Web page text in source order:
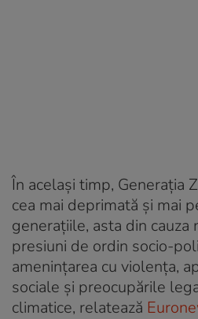
În același timp, Generația
cea mai deprimată și mai
generațiile, asta din cauza
presiuni de ordin socio-
amenințarea cu violența,
sociale și preocupările
climatice, relatează